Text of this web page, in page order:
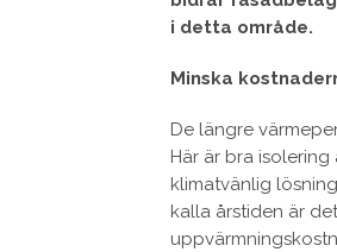
i detta område.
Minska
De längre
Här är bra
klimatvänlig
kalla årstiden är